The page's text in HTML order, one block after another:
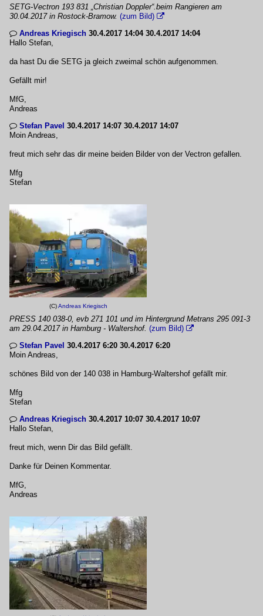
SETG-Vectron 193 831 „Christian Doppler“.beim Rangieren am
30.04.2017 in Rostock-Bramow. (zum Bild) 
 Andreas Kriegisch 30.4.2017 14:04 30.4.2017 14:04
Hallo Stefan,
da hast Du die SETG ja gleich zweimal schön aufgenommen.
Gefällt mir!
MfG,
Andreas
 Stefan Pavel 30.4.2017 14:07 30.4.2017 14:07
Moin Andreas,
freut mich sehr das dir meine beiden Bilder von der Vectron gefallen.
Mfg
Stefan
(C)Andreas Kriegisch
PRESS 140 038-0, evb 271 101 und im Hintergrund Metrans 295 091-3
am 29.04.2017 in Hamburg - Waltershof. (zum Bild) 
 Stefan Pavel 30.4.2017 6:20 30.4.2017 6:20
Moin Andreas,
schönes Bild von der 140 038 in Hamburg-Waltershof gefällt mir.
Mfg
Stefan
 Andreas Kriegisch 30.4.2017 10:07 30.4.2017 10:07
Hallo Stefan,
freut mich, wenn Dir das Bild gefällt.
Danke für Deinen Kommentar.
MfG,
Andreas